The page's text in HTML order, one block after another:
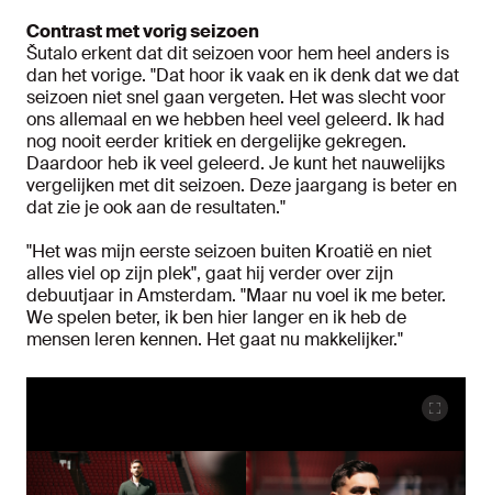
Contrast met vorig seizoen
Šutalo erkent dat dit seizoen voor hem heel anders is
dan het vorige. "Dat hoor ik vaak en ik denk dat we dat
seizoen niet snel gaan vergeten. Het was slecht voor
ons allemaal en we hebben heel veel geleerd. Ik had
nog nooit eerder kritiek en dergelijke gekregen.
Daardoor heb ik veel geleerd. Je kunt het nauwelijks
vergelijken met dit seizoen. Deze jaargang is beter en
dat zie je ook aan de resultaten."
"Het was mijn eerste seizoen buiten Kroatië en niet
alles viel op zijn plek", gaat hij verder over zijn
debuutjaar in Amsterdam. "Maar nu voel ik me beter.
We spelen beter, ik ben hier langer en ik heb de
mensen leren kennen. Het gaat nu makkelijker."